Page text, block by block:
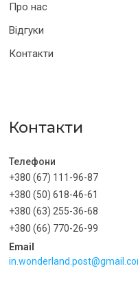
Про нас
Відгуки
Контакти
Контакти
+380 (67) 111-96-87
+380 (50) 618-46-61
+380 (63) 255-36-68
+380 (66) 770-26-99